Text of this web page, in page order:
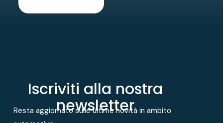
Iscriviti alla nostra
newsletter
Resta aggiornato sulle ultime novità in ambito